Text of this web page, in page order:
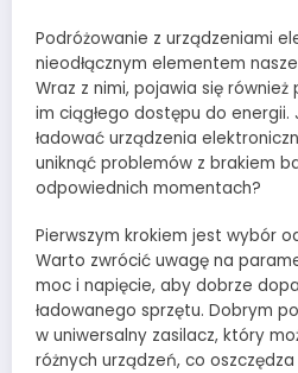
Podróżowanie z urządzeniami
nieodłącznym elementem
Wraz z nimi, pojawia się
im ciągłego dostępu do
ładować urządzenia
uniknąć problemów z brakiem
odpowiednich momentach?
Pierwszym krokiem jest wybór
Warto zwrócić uwagę na
moc i napięcie, aby dobrze
ładowanego sprzętu. Dobrym
w uniwersalny zasilacz, który
różnych urządzeń, co